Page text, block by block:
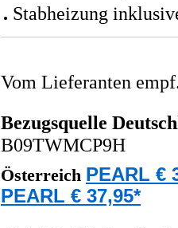
Stabheizung
Vom Lieferanten
Bezugsquelle
B09TWMCP9H
Österreich PEARL €
PEARL € 37,95*